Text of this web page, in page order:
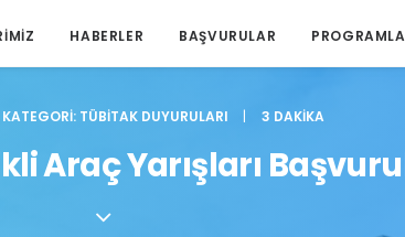
HABERLER BAŞVURULAR
KATEGORI: TÜBITAK DUYURULARI | 3 DAKIKA
Araç Yarışları